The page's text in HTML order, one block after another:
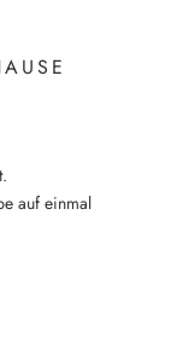
auf einmal